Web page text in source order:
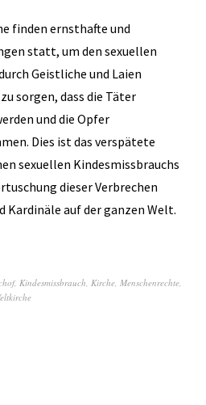
finden ernsthafte und
statt, um den sexuellen
Geistliche und Laien
sorgen, dass die Täter
und die Opfer
Dies ist das verspätete
sexuellen Kindesmissbrauchs
dieser Verbrechen
Kardinäle auf der ganzen Welt.
, Kindesmissbrauch, Kirche, Menschenrechte,